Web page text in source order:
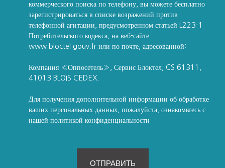
коммерческого поиска по телефону, вы можете бесплатно
зарегистрироваться в списке возражений против
телефонной агитации, предусмотренном статьей L223-1
Потребительского кодекса, на веб-сайте
www.bloctel.gouv.fr или по почте, адресованной:
Компания «Оппосетель», Сервис Блоктел, CS 61311,
41013 BLOIS CEDEX.
Для получения дополнительной информации об обработке
ваших персональных данных, пожалуйста, ознакомьтесь с
нашей политикой конфиденциальности
ОТПРАВИТЬ